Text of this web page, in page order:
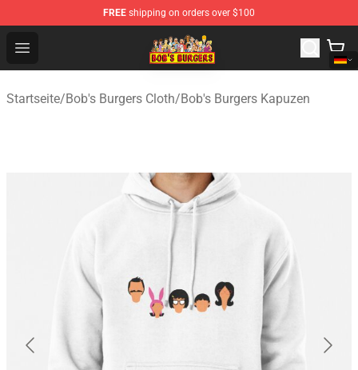
FREE shipping on orders over $100
Open menu
Bob's Burgers Store - Official Bob's Burgers Merchandise
Startseite/Bob's Burgers Cloth/Bob's Burgers Kapuzen